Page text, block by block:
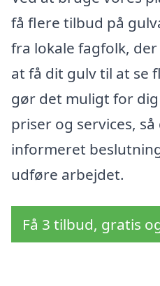
få flere tilbud på
fra lokale fagfolk,
at få dit gulv til at se
gør det muligt for
priser og services,
informeret
udføre arbejdet.
Få 3 tilbud, gratis